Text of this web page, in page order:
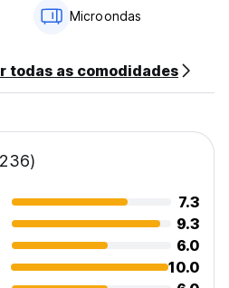
Microondas
todas as comodidades
7.3
9.3
6.0
10.0